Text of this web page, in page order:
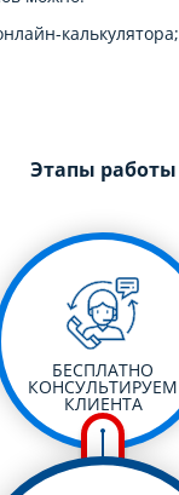
калькулятора;
Этапы работы
БЕСПЛАТНО
КОНСУЛЬТИРУЕМ
КЛИЕНТА